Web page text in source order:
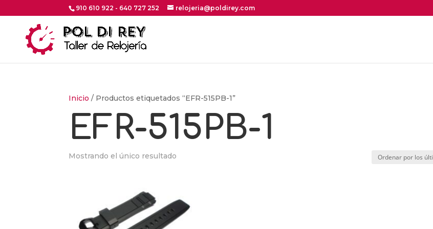
910 610 922 - 640 727 252 relojeria@poldirey.com
Inicio / Productos etiquetados “EFR-515PB-1”
EFR-515PB-1
Mostrando el único resultado